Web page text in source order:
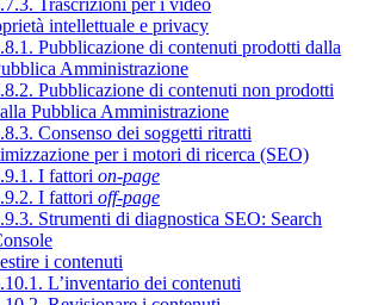
Trascrizioni per i video
intellettuale e privacy
Pubblicazione di contenuti prodotti dalla
Amministrazione
Pubblicazione di contenuti non prodotti
Pubblica Amministrazione
Consenso dei soggetti ritratti
per i motori di ricerca (SEO)
I fattori on-page
I fattori off-page
Strumenti di diagnostica SEO: Search
i contenuti
L’inventario dei contenuti